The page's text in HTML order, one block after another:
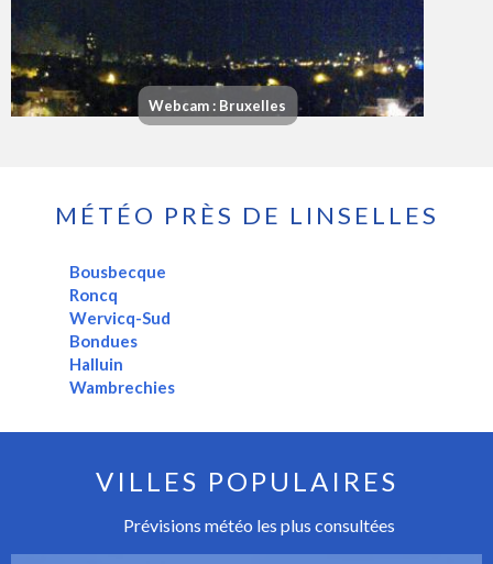
Webcam : Bruxelles
MÉTÉO PRÈS DE LINSELLES
Bousbecque
Roncq
Wervicq-Sud
Bondues
Halluin
Wambrechies
VILLES POPULAIRES
Prévisions météo les plus consultées